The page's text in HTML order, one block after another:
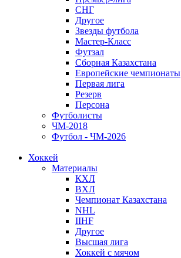
СНГ
Другое
Звезды футбола
Мастер-Класс
Футзал
Сборная Казахстана
Европейские чемпионаты
Первая лига
Резерв
Персона
Футболисты
ЧМ-2018
Футбол - ЧМ-2026
Хоккей
Материалы
КХЛ
ВХЛ
Чемпионат Казахстана
NHL
IIHF
Другое
Высшая лига
Хоккей с мячом